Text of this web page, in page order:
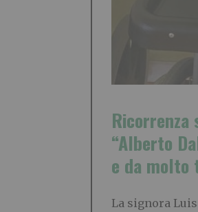
Ricorrenza
“Alberto
e da molto
La signora